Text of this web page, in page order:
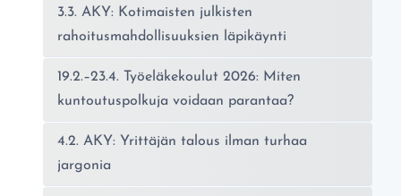
3.3. AKY: Kotimaisten julkisten
rahoitusmahdollisuuksien läpikäynti
19.2.–23.4. Työeläkekoulut 2026: Miten
kuntoutuspolkuja voidaan parantaa?
4.2. AKY: Yrittäjän talous ilman turhaa
jargonia